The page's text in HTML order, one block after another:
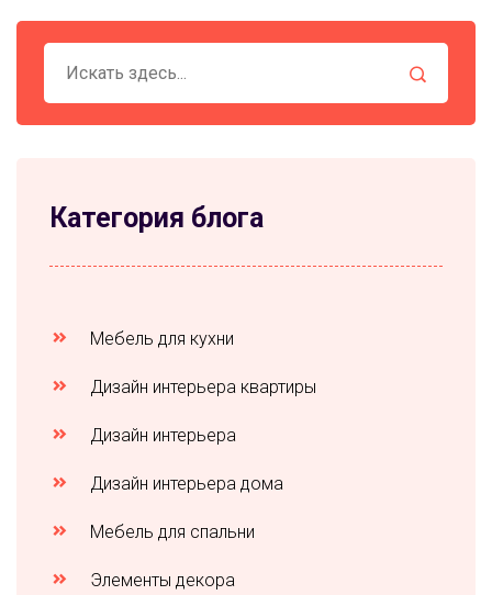
Категория блога
Мебель для кухни
Дизайн интерьера квартиры
Дизайн интерьера
Дизайн интерьера дома
Мебель для спальни
Элементы декора